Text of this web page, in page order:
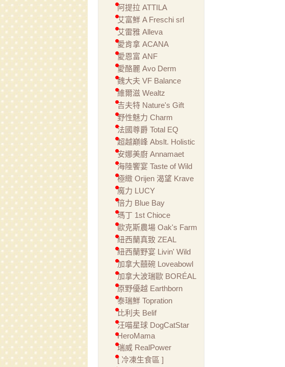
阿提拉 ATTILA
艾富鮮 A Freschi srl
艾雷雅 Alleva
愛肯拿 ACANA
愛恩富 ANF
愛酪麗 Avo Derm
魏大夫 VF Balance
維爾滋 Wealtz
吉夫特 Nature's Gift
野性魅力 Charm
法國尊爵 Total EQ
超越巔峰 Abslt. Holistic
安娜美廚 Annamaet
海陸饗宴 Taste of Wild
極緻 Orijen 渴望 Krave
魔力 LUCY
倍力 Blue Bay
瑪丁 1st Chioce
歐克斯農場 Oak's Farm
紐西蘭真致 ZEAL
紐西蘭野宴 Livin' Wild
加拿大囍碗 Loveabowl
加拿大波瑞歐 BORÉAL
原野優越 Earthborn
泰瑞鮮 Topration
比利夫 Belif
汪喵星球 DogCatStar
HeroMama
瑞威 RealPower
[ 冷凍生食區 ]